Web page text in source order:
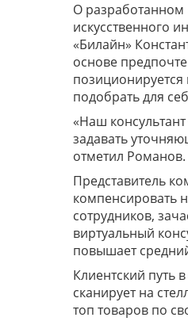
О разработанном
искусственного
«Билайн»
основе
подобрать для
«Наш
задавать
отметил Романов.
Представитель
компенсировать
сотрудников,
виртуальный
повышает
Клиентский путь
сканирует на
топ товаров по